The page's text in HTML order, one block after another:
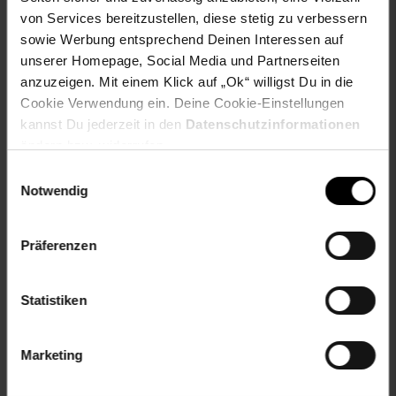
von Services bereitzustellen, diese stetig zu verbessern
sowie Werbung entsprechend Deinen Interessen auf
unserer Homepage, Social Media und Partnerseiten
anzuzeigen. Mit einem Klick auf „Ok“ willigst Du in die
Cookie Verwendung ein. Deine Cookie-Einstellungen
kannst Du jederzeit in den Datenschutzinformationen
Notwendig
Präferenzen
Statistiken
Marketing
Flachgewebt
Floorgewicht: ca. 0,6 kg
Gesamtgewicht: ca. 1,1 kg
Gesamthöhe: ca. 5,5 mm
Farbe: Beige
Artikelnummer: 2643943000
Artikel gehört zur Kategorie: